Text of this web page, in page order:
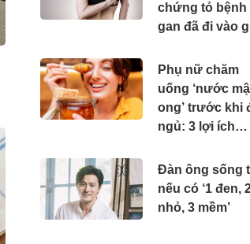
chứng tỏ bệnh
gan đã đi vào
khám gấp
Phụ nữ chăm
uống ‘nước
ong’ trước khi
ngủ: 3 lợi ích
đến
Đàn ông sống
nếu có ‘1 đen,
nhỏ, 3 mềm’